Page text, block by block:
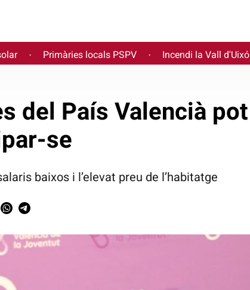
· Primàries locals PSPV · Incendi la Vall d'Uixó
del País Valencià pot
se
baixos i l’elevat preu de l’habitatge